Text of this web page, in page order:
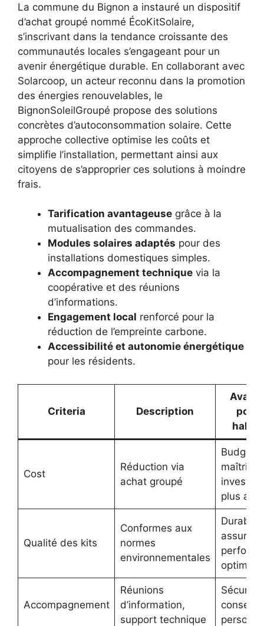
La commune du Bignon a instauré un dispositif
d’achat groupé nommé ÉcoKitSolaire,
s’inscrivant dans la tendance croissante des
communautés locales s’engageant pour un
avenir énergétique durable. En collaborant avec
Solarcoop, un acteur reconnu dans la promotion
des énergies renouvelables, le
BignonSoleilGroupé propose des solutions
concrètes d’autoconsommation solaire. Cette
approche collective optimise les coûts et
simplifie l’installation, permettant ainsi aux
citoyens de s’approprier ces solutions à moindre
frais.
Tarification avantageuse grâce à la
mutualisation des commandes.
Modules solaires adaptés pour des
installations domestiques simples.
Accompagnement technique via la
coopérative et des réunions
d’informations.
Engagement local renforcé pour la
réduction de l’empreinte carbone.
Accessibilité et autonomie énergétique
pour les résidents.
Criteria Description
pour
Cost
Réduction via
achat groupé
Budget
maîtrisé,
plus
Qualité des kits
Conformes aux
normes
environnementales
assurée,
optimale
Accompagnement
Réunions
d’information,
support technique
Sécurité
conseil